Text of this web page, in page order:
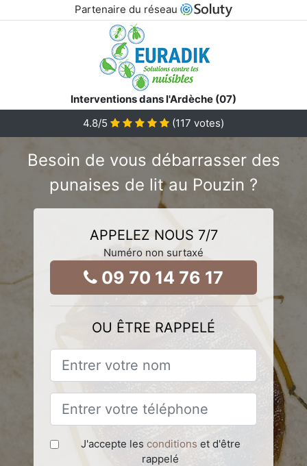
Partenaire du réseau
Interventions dans l'Ardèche (07)
4.8/5 (117 votes)
Besoin de vous débarrasser des
punaises de lit au Pouzin ?
APPELEZ NOUS 7/7
Numéro non surtaxé
09 70 14 76 17
OU ÊTRE RAPPELÉ
J'accepte les conditions et d'être
rappelé